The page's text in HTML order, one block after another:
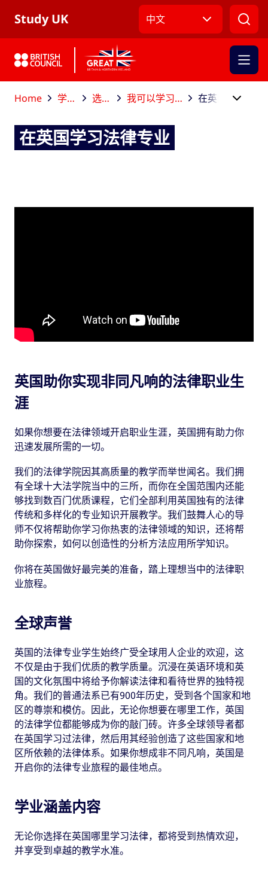
Study UK 中文
Home 学业规划 选择课程 我可以学习哪些学科？ 在英国学习法律专业
在英国学习法律专业
英国助你实现非同凡响的法律职业生
涯
如果你想要在法律领域开启职业生涯，英国拥有助力你
迅速发展所需的一切。
我们的法律学院因其高质量的教学而举世闻名。我们拥
有全球十大法学院当中的三所，而你在全国范围内还能
够找到数百门优质课程，它们全部利用英国独有的法律
传统和多样化的专业知识开展教学。我们鼓舞人心的导
师不仅将帮助你学习你热衷的法律领域的知识，还将帮
助你探索，如何以创造性的分析方法应用所学知识。
你将在英国做好最完美的准备，踏上理想当中的法律职
业旅程。
全球声誉
英国的法律专业学生始终广受全球用人企业的欢迎，这
不仅是由于我们优质的教学质量。沉浸在英语环境和英
国的文化氛围中将给予你解读法律和看待世界的独特视
角。我们的普通法系已有900年历史，受到各个国家和地
区的尊崇和模仿。因此，无论你想要在哪里工作，英国
的法律学位都能够成为你的敲门砖。许多全球领导者都
在英国学习过法律，然后用其经验创造了这些国家和地
区所依赖的法律体系。如果你想成非不同凡响，英国是
开启你的法律专业旅程的最佳地点。
学业涵盖内容
无论你选择在英国哪里学习法律，都将受到热情欢迎，
并享受到卓越的教学水准。